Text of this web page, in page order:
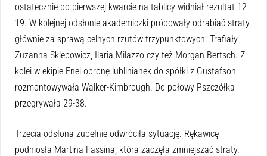
ostatecznie po pierwszej kwarcie na tablicy widniał rezultat 12-
19. W kolejnej odsłonie akademiczki próbowały odrabiać straty
głównie za sprawą celnych rzutów trzypunktowych. Trafiały
Zuzanna Sklepowicz, Ilaria Milazzo czy też Morgan Bertsch. Z
kolei w ekipie Enei obronę lublinianek do spółki z Gustafson
rozmontowywała Walker-Kimbrough. Do połowy Pszczółka
przegrywała 29-38.
Trzecia odsłona zupełnie odwróciła sytuację. Rękawicę
podniosła Martina Fassina, która zaczęła zmniejszać straty.